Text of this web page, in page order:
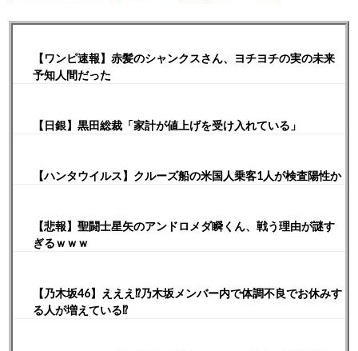
【ワンピ速報】赤髪のシャンクスさん、ヨチヨチの実の未来
予知人間だった
【日銀】黒田総裁「家計が値上げを受け入れている」
【ハンタウイルス】クルーズ船の米国人乗客1人が検査陽性か
【悲報】聖闘士星矢のアンドロメダ瞬くん、戦う理由が謎す
ぎるｗｗｗ
【乃木坂46】えええ⁉︎乃木坂メンバー内で体調不良でお休みす
る人が増えている⁉︎